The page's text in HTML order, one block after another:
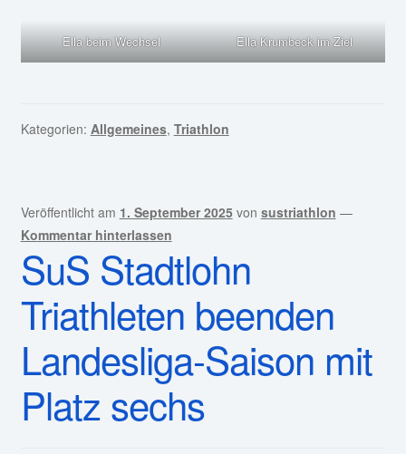
Ella beim Wechsel Ella Krumbeck im Ziel
Kategorien: Allgemeines, Triathlon
Veröffentlicht am 1. September 2025 von sustriathlon —
Kommentar hinterlassen
SuS Stadtlohn
Triathleten beenden
Landesliga-Saison mit
Platz sechs